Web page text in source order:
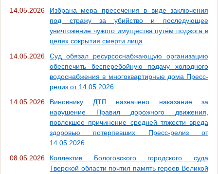
14.05.2026
Избрана мера пресечения в виде заключения
под стражу за убийство и последующее
уничтожение чужого имущества путём поджога в
целях сокрытия смерти лица
14.05.2026
Суд обязал ресурсоснабжающую организацию
обеспечить бесперебойную подачу холодного
водоснабжения в многоквартирные дома Пресс-
релиз от 14.05.2026
14.05.2026
Виновнику ДТП назначено наказание за
нарушение Правил дорожного движения,
повлекшее причинение средней тяжести вреда
здоровью потерпевших Пресс-релиз от
14.05.2026
08.05.2026
Коллектив Бологовского городского суда
Тверской области почтил память героев Великой